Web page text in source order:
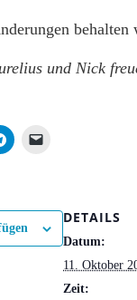
behalten
und Nick
DETAILS
Datum:
11. Oktober
Zeit: